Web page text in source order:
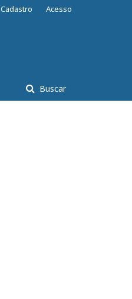
Buscar
Cadastro Acesso